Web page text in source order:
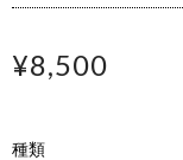
¥8,500
種類